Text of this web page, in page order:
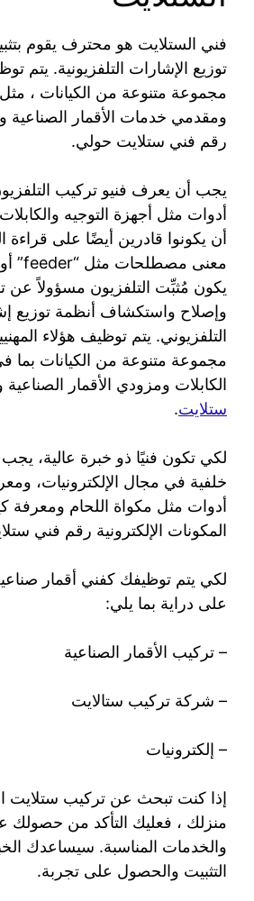
فني الستلايت هو محترف يقوم
توزيع الإشارات التلفزيونية. يتم
مجموعة متنوعة من الكيانات ،
ومقدمي خدمات الأقمار الصناعية
رقم فني ستلايت حولي.
يجب أن يعرف فنيو تركيب
أدوات مثل أجهزة التوجيه
أن يكونوا قادرين أيضًا على
يكون مُثبِّت التلفزيون مسؤولاً عن
وإصلاح واستكشاف أنظمة توزيع
التلفزيوني. يتم توظيف هؤلاء
مجموعة متنوعة من الكيانات
الكابلات ومزودي الأقمار
ستلايت.
لكي تكون فنيًا ذو خبرة عالية،
خلفية في مجال الإلكترونيات،
أدوات مثل مكواة اللحام ومعرفة
المكونات الإلكترونية رقم فني
لكي يتم توظيفك كفني أقمار
على دراية بما يلي:
– تركيب الأقمار الصناعية
– شركة تركيب ستالايت
– إلكترونيات
إذا كنت تبحث عن تركيب ستلايت
منزلك ، فعليك التأكد من حصولك
والخدمات المناسبة. سيساعدك
التثبيت والحصول على تجربة.